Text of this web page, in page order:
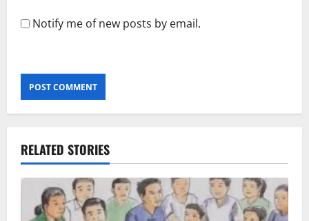
Notify me of new posts by email.
RELATED STORIES